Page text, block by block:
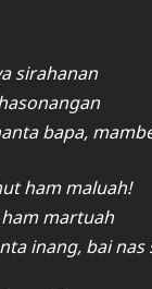
sirahanan
bapa,
ham maluah!
ham martuah
inang, bai